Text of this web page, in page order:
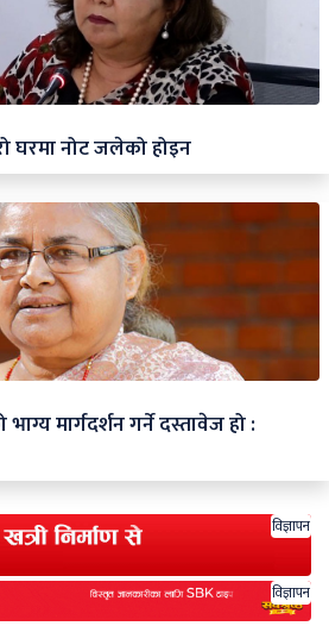
घरमा नोट जलेको होइन
मार्गदर्शन गर्ने दस्तावेज हो :
विज्ञापन
विज्ञापन